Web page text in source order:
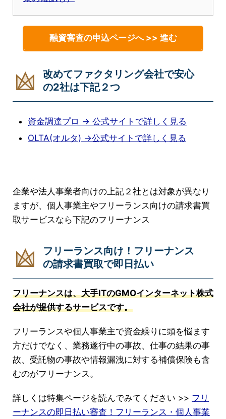
融資審査の申込ページへ >> 進む
改めてファクタリング会社で安心
の2社は下記２つ
資金調達プロ → 公式サイトで詳しく見る
OLTA(オルタ) →公式サイトで詳しく見る
企業や法人事業者向けの上記２社とは対象が異なり
ますが、個人事業主やフリーランス向けの請求書買
取サービスなら下記のフリーナンス
フリーランス向け！フリーナンス
の請求書買取で即日払い
フリーナンスは、大手ITのGMOインターネット株式
会社が提供するサービスです。
フリーランスや個人事業主で資金繰りに頭を悩ます
方だけでなく、業務遂行中の事故、仕事の結果の事
故、受託物の事故や情報漏洩に対する補償保険も含
むのがフリーナンス。
詳しくは特集ページを読んでみてください >> フリ
ーナンスの即日払い審査！フリーランス・個人事業